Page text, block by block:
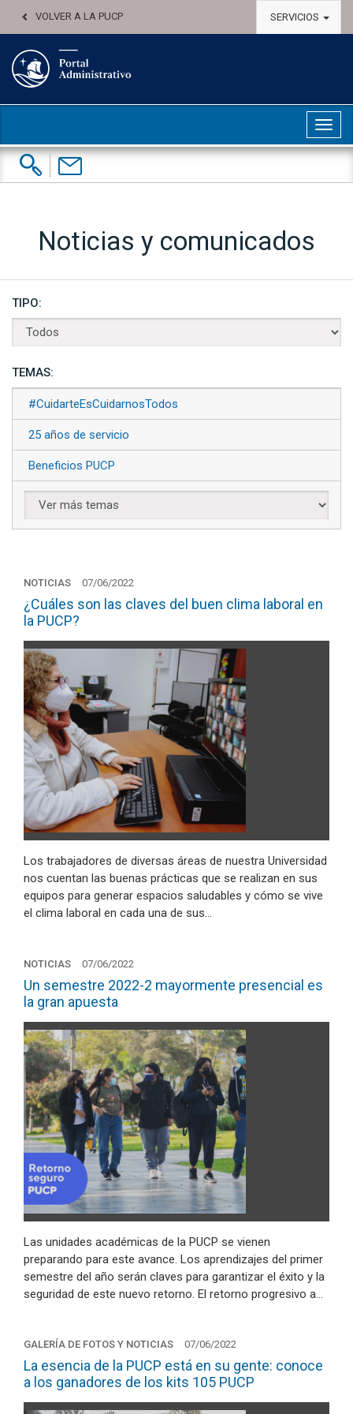
VOLVER A LA PUCP SERVICIOS
Buscar:
Contáctenos
Noticias y comunicados
TIPO:
TEMAS:
#CuidarteEsCuidarnosTodos
25 años de servicio
Beneficios PUCP
NOTICIAS 07/06/2022
¿Cuáles son las claves del buen clima laboral en
la PUCP?
Los trabajadores de diversas áreas de nuestra Universidad
nos cuentan las buenas prácticas que se realizan en sus
equipos para generar espacios saludables y cómo se vive
el clima laboral en cada una de sus…
NOTICIAS 07/06/2022
Un semestre 2022-2 mayormente presencial es
la gran apuesta
Las unidades académicas de la PUCP se vienen
preparando para este avance. Los aprendizajes del primer
semestre del año serán claves para garantizar el éxito y la
seguridad de este nuevo retorno. El retorno progresivo a…
GALERÍA DE FOTOS Y NOTICIAS 07/06/2022
La esencia de la PUCP está en su gente: conoce
a los ganadores de los kits 105 PUCP